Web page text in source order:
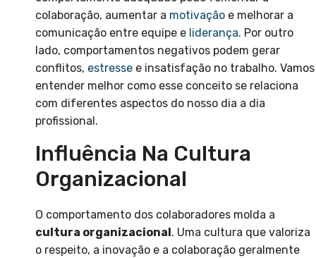
colaboração, aumentar a motivação e melhorar a
comunicação entre equipe e liderança. Por outro
lado, comportamentos negativos podem gerar
conflitos, estresse e insatisfação no trabalho. Vamos
entender melhor como esse conceito se relaciona
com diferentes aspectos do nosso dia a dia
profissional.
Influência Na Cultura
Organizacional
O comportamento dos colaboradores molda a
cultura organizacional . Uma cultura que valoriza
o respeito, a inovação e a colaboração geralmente